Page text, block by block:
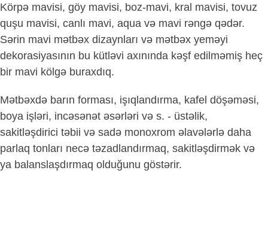
Körpə mavisi, göy mavisi, boz-mavi, kral mavisi, tovuz
quşu mavisi, canlı mavi, aqua və mavi rəngə qədər.
Sərin mavi mətbəx dizaynları və mətbəx yeməyi
dekorasiyasının bu kütləvi axınında kəşf edilməmiş heç
bir mavi kölgə buraxdıq.
Mətbəxdə barın forması, işıqlandırma, kafel döşəməsi,
boya işləri, incəsənət əsərləri və s. - üstəlik,
sakitləşdirici təbii və sadə monoxrom əlavələrlə daha
parlaq tonları necə təzadlandırmaq, sakitləşdirmək və
ya balanslaşdırmaq olduğunu göstərir.